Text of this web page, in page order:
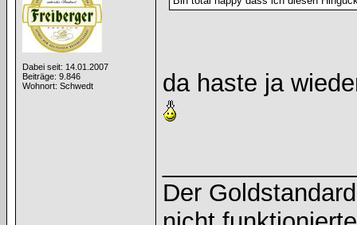
Dabei seit: 14.01.2007
Beiträge: 9.846
Wohnort: Schwedt
da haste ja
Der